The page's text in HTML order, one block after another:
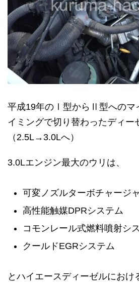
平成19年のⅠ型からⅡ型へのマ
イミングで切り替わったディー
（2.5L→3.0Lへ）
3.0Lエンジン最大のウリは、
可変ノズルターボチャージ
高性能触媒DPRシステム
コモンレール式燃料噴射シ
クールドEGRシステム
とハイエースディーゼルにおけ